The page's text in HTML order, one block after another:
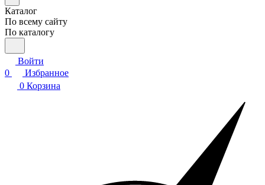
Каталог
По всему сайту
По каталогу
Войти
0
Избранное
0 Корзина